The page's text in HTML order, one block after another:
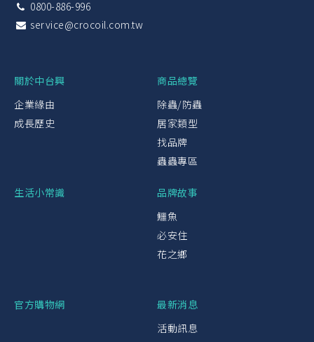
0800-886-996
service@crocoil.com.tw
關於中台興
企業緣由
成長歷史
商品總覽
除蟲/防蟲
居家類型
找品牌
蟲蟲專區
生活小常識
品牌故事
鱷魚
必安住
花之鄉
官方購物網
最新消息
活動訊息